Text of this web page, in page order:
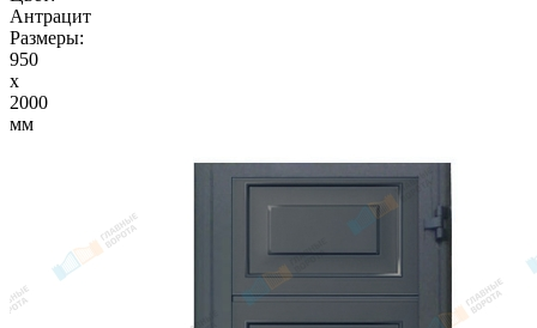
Антрацит
Размеры:
950
x
2000
мм